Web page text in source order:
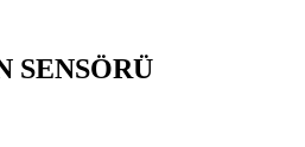
SENSÖRÜ